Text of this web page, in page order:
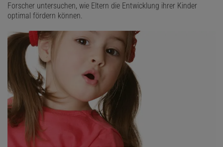
Forscher untersuchen, wie Eltern die Entwicklung ihrer Kinder
optimal fördern können.